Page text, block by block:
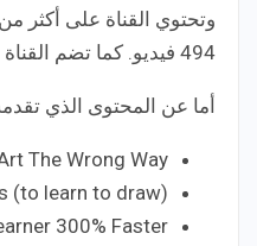
494 فيديو. كما تضم القناة أكثر من مليون مشترك.
أما عن المحتوى الذي
The Wrong Way
(to learn to draw)
300% Faster